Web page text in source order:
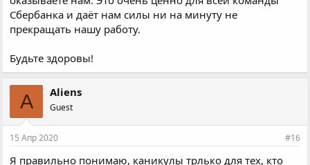
Сбербанка и даёт нам силы ни на минуту не
прекращать нашу работу.
Будьте здоровы!
A Aliens
Guest
15 Апр 2020 #16
Я правильно понимаю, каникулы трлько для тех, кто